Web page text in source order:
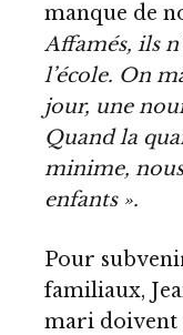
manque de
Affamés, ils
l’école. On
jour, une
Quand la
minime,
enfants ».
Pour
familiaux,
mari doivent